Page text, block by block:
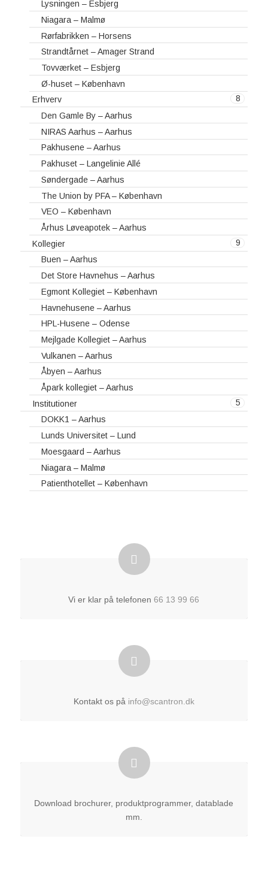
Lysningen – Esbjerg
Niagara – Malmø
Rørfabrikken – Horsens
Strandtårnet – Amager Strand
Tovværket – Esbjerg
Ø-huset – København
8
Erhverv
Den Gamle By – Aarhus
NIRAS Aarhus – Aarhus
Pakhusene – Aarhus
Pakhuset – Langelinie Allé
Søndergade – Aarhus
The Union by PFA – København
VEO – København
Århus Løveapotek – Aarhus
9
Kollegier
Buen – Aarhus
Det Store Havnehus – Aarhus
Egmont Kollegiet – København
Havnehusene – Aarhus
HPL-Husene – Odense
Mejlgade Kollegiet – Aarhus
Vulkanen – Aarhus
Åbyen – Aarhus
Åpark kollegiet – Aarhus
5
Institutioner
DOKK1 – Aarhus
Lunds Universitet – Lund
Moesgaard – Aarhus
Niagara – Malmø
Patienthotellet – København
Vi er klar på telefonen66 13 99 66
Kontakt os på info@scantron.dk
Download brochurer, produktprogrammer, datablade
mm.